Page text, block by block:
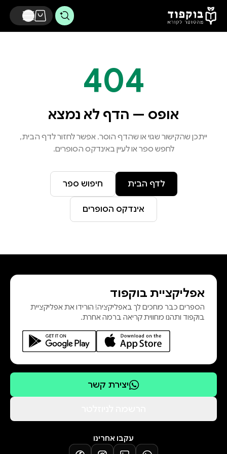
דלג לתוכן הראשי
404
אופס — הדף לא נמצא
ייתכן שהקישור שגוי או שהדף הוסר. אפשר לחזור לדף הבית,
לחפש ספר או לעיין באינדקס הסופרים.
לדף הבית חיפוש ספר
אינדקס הסופרים
אפליקציית בוקפוד
הספרים כבר מחכים לך באפליקציה! הורידו את אפליקציית
בוקפוד ותהנו מחווית קריאה ברמה אחרת.
יצירת קשר
עקבו אחרינו